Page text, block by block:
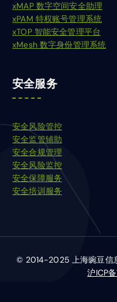
xMAP 数字空间安全助理
xPAM 特权账号管理系统
xTOP 智能安全管理平台
xMesh 数字身份管理系统
安全服务
安全风险管控
安全监管辅助
安全合规管理
安全风险监控
安全保障服务
安全培训服务
© 2014-2025 上海豌豆信
沪ICP